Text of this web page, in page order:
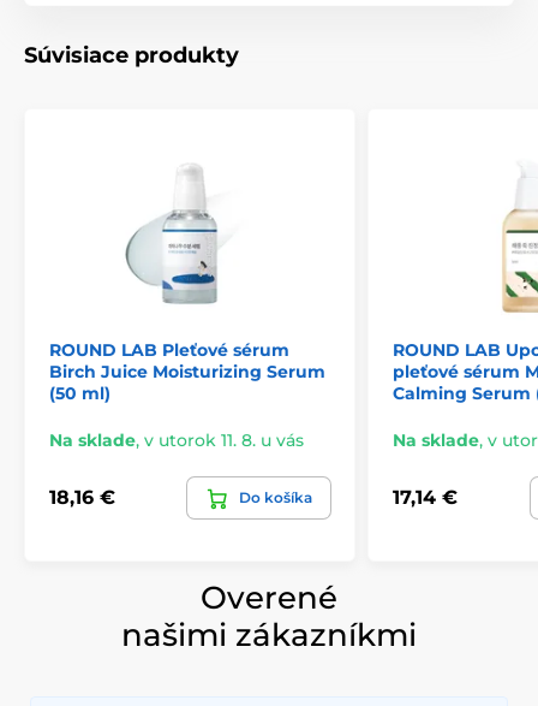
Súvisiace produkty
ROUND LAB Pleťové sérum
Birch Juice Moisturizing Serum
(50 ml)
Na sklade, v utorok 11. 8. u vás
18,16 € Do košíka
ROUND LAB
pleťové sérum
Calming Serum
Na sklade, v
17,14 €
Overené
našimi zákazníkmi